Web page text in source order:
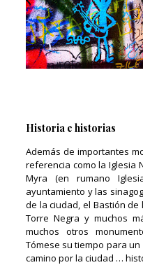
Historia e historias
Además de importantes
referencia como la Iglesia
Myra (en rumano
ayuntamiento y las
de la ciudad, el Bastión de
Torre Negra y muchos
muchos otros
Tómese su tiempo para
camino por la ciudad …